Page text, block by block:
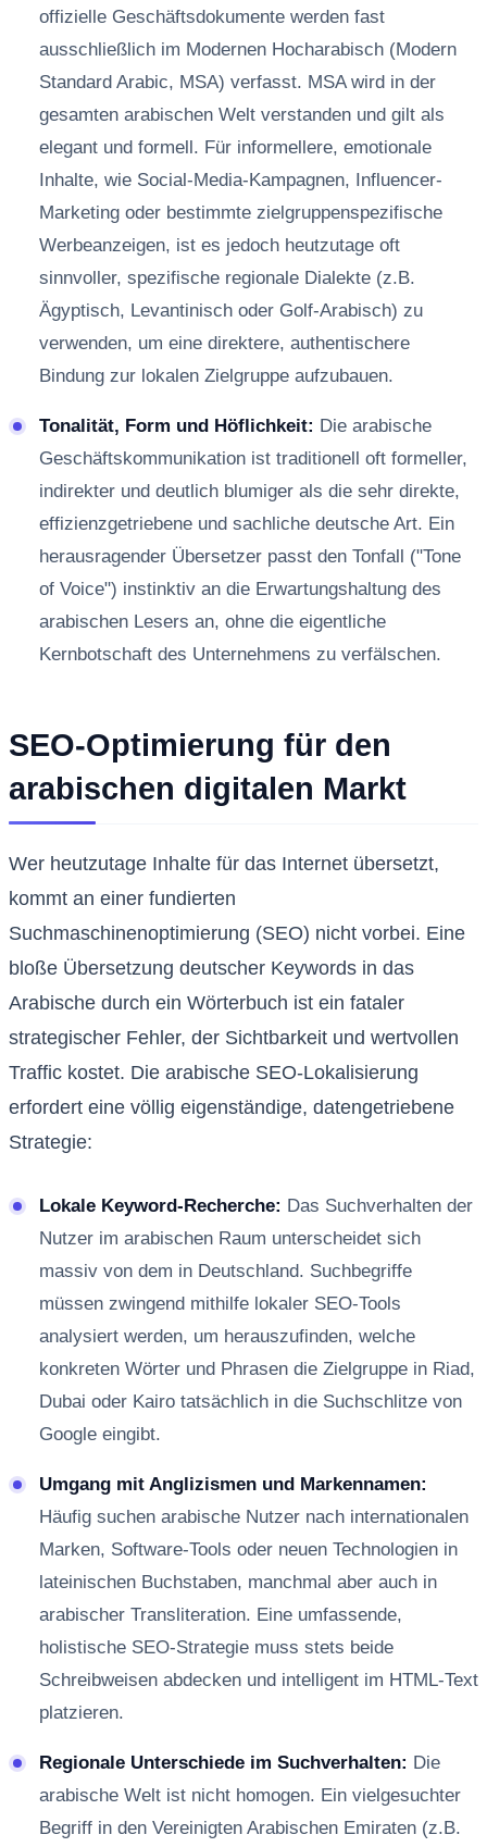
offizielle Geschäftsdokumente werden fast
ausschließlich im Modernen Hocharabisch (Modern
Standard Arabic, MSA) verfasst. MSA wird in der
gesamten arabischen Welt verstanden und gilt als
elegant und formell. Für informellere, emotionale
Inhalte, wie Social-Media-Kampagnen, Influencer-
Marketing oder bestimmte zielgruppenspezifische
Werbeanzeigen, ist es jedoch heutzutage oft
sinnvoller, spezifische regionale Dialekte (z.B.
Ägyptisch, Levantinisch oder Golf-Arabisch) zu
verwenden, um eine direktere, authentischere
Bindung zur lokalen Zielgruppe aufzubauen.
Tonalität, Form und Höflichkeit: Die arabische
Geschäftskommunikation ist traditionell oft formeller,
indirekter und deutlich blumiger als die sehr direkte,
effizienzgetriebene und sachliche deutsche Art. Ein
herausragender Übersetzer passt den Tonfall ("Tone
of Voice") instinktiv an die Erwartungshaltung des
arabischen Lesers an, ohne die eigentliche
Kernbotschaft des Unternehmens zu verfälschen.
SEO-Optimierung für den
arabischen digitalen Markt
Wer heutzutage Inhalte für das Internet übersetzt,
kommt an einer fundierten
Suchmaschinenoptimierung (SEO) nicht vorbei. Eine
bloße Übersetzung deutscher Keywords in das
Arabische durch ein Wörterbuch ist ein fataler
strategischer Fehler, der Sichtbarkeit und wertvollen
Traffic kostet. Die arabische SEO-Lokalisierung
erfordert eine völlig eigenständige, datengetriebene
Strategie:
Lokale Keyword-Recherche: Das Suchverhalten der
Nutzer im arabischen Raum unterscheidet sich
massiv von dem in Deutschland. Suchbegriffe
müssen zwingend mithilfe lokaler SEO-Tools
analysiert werden, um herauszufinden, welche
konkreten Wörter und Phrasen die Zielgruppe in Riad,
Dubai oder Kairo tatsächlich in die Suchschlitze von
Google eingibt.
Umgang mit Anglizismen und Markennamen:
Häufig suchen arabische Nutzer nach internationalen
Marken, Software-Tools oder neuen Technologien in
lateinischen Buchstaben, manchmal aber auch in
arabischer Transliteration. Eine umfassende,
holistische SEO-Strategie muss stets beide
Schreibweisen abdecken und intelligent im HTML-Text
platzieren.
Regionale Unterschiede im Suchverhalten: Die
arabische Welt ist nicht homogen. Ein vielgesuchter
Begriff in den Vereinigten Arabischen Emiraten (z.B.